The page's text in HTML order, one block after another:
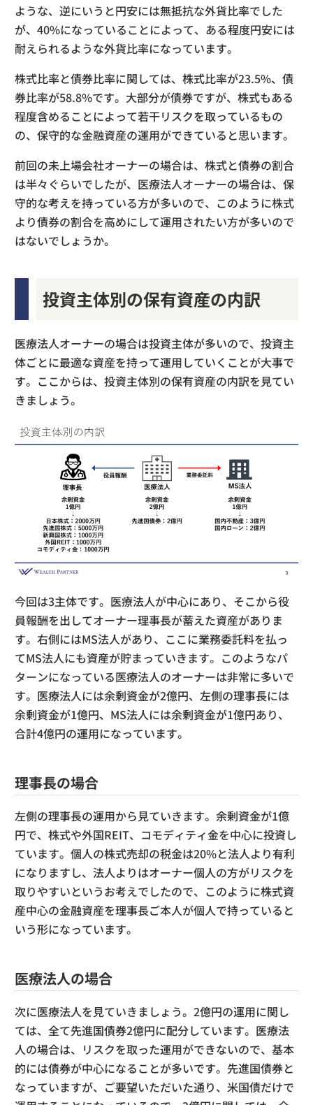
ような、逆にいうと円安には無抵抗な外貨比率でした
が、40%になっていることによって、ある程度円安には
耐えられるような外貨比率になっています。
株式比率と債券比率に関しては、株式比率が23.5%、債
券比率が58.8%です。大部分が債券ですが、株式もある
程度含めることによって若干リスクを取っているもの
の、保守的な金融資産の運用ができていると思います。
前回の未上場会社オーナーの場合は、株式と債券の割合
は半々ぐらいでしたが、医療法人オーナーの場合は、保
守的な考えを持っている方が多いので、このように株式
より債券の割合を高めにして運用されたい方が多いので
はないでしょうか。
投資主体別の保有資産の内訳
医療法人オーナーの場合は投資主体が多いので、投資主
体ごとに最適な資産を持って運用していくことが大事で
す。ここからは、投資主体別の保有資産の内訳を見てい
きましょう。
今回は3主体です。医療法人が中心にあり、そこから役
員報酬を出してオーナー理事長が蓄えた資産がありま
す。右側にはMS法人があり、ここに業務委託料を払っ
てMS法人にも資産が貯まっていきます。このようなパ
ターンになっている医療法人のオーナーは非常に多いで
す。医療法人には余剰資金が2億円、左側の理事長には
余剰資金が1億円、MS法人には余剰資金が1億円あり、
合計4億円の運用になっています。
理事長の場合
左側の理事長の運用から見ていきます。余剰資金が1億
円で、株式や外国REIT、コモディティ金を中心に投資し
ています。個人の株式売却の税金は20%と法人より有利
になりますし、法人よりはオーナー個人の方がリスクを
取りやすいというお考えでしたので、このように株式資
産中心の金融資産を理事長ご本人が個人で持っていると
いう形になっています。
医療法人の場合
次に医療法人を見ていきましょう。2億円の運用に関し
ては、全て先進国債券2億円に配分しています。医療法
人の場合は、リスクを取った運用ができないので、基本
的には債券が中心になることが多いです。先進国債券と
なっていますが、ご要望いただいた通り、米国債だけで